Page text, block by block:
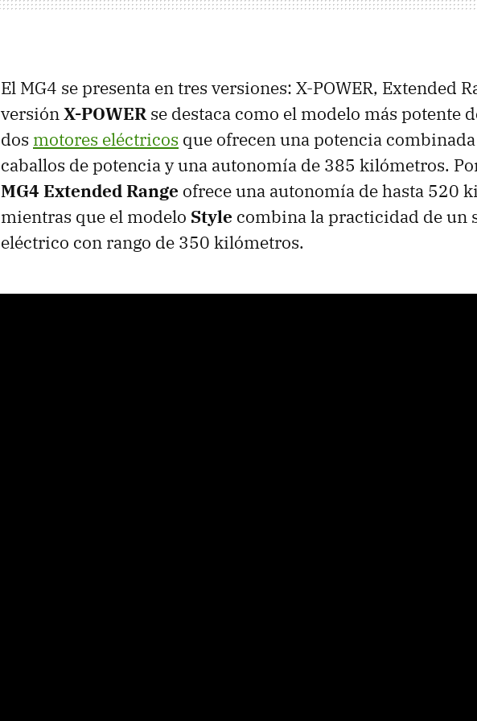
El MG4 se presenta en tres versiones: X-POWER, Extended
versiónX-POWERse destaca como el modelo más potente
dos motores eléctricos que ofrecen una potencia
caballos de potencia y una autonomía de 385 kilómetros.
MG4 Extended Range ofrece una autonomía de hasta 520
mientras que el modelo Style combina la practicidad de un
eléctrico con rango de 350 kilómetros.